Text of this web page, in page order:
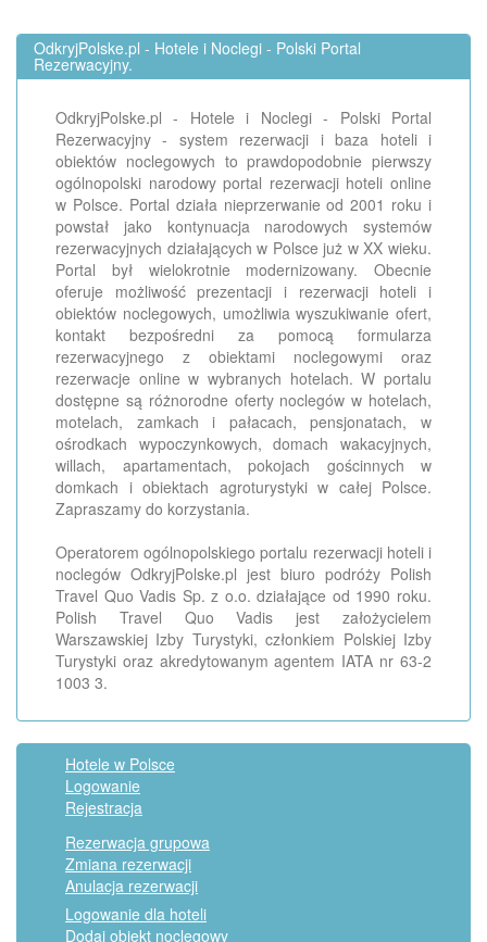
OdkryjPolske.pl - Hotele i Noclegi - Polski Portal
Rezerwacyjny.
OdkryjPolske.pl - Hotele i Noclegi - Polski Portal
Rezerwacyjny - system rezerwacji i baza hoteli i
obiektów noclegowych to prawdopodobnie pierwszy
ogólnopolski narodowy portal rezerwacji hoteli online
w Polsce. Portal działa nieprzerwanie od 2001 roku i
powstał jako kontynuacja narodowych systemów
rezerwacyjnych działających w Polsce już w XX wieku.
Portal był wielokrotnie modernizowany. Obecnie
oferuje możliwość prezentacji i rezerwacji hoteli i
obiektów noclegowych, umożliwia wyszukiwanie ofert,
kontakt bezpośredni za pomocą formularza
rezerwacyjnego z obiektami noclegowymi oraz
rezerwacje online w wybranych hotelach. W portalu
dostępne są różnorodne oferty noclegów w hotelach,
motelach, zamkach i pałacach, pensjonatach, w
ośrodkach wypoczynkowych, domach wakacyjnych,
willach, apartamentach, pokojach gościnnych w
domkach i obiektach agroturystyki w całej Polsce.
Zapraszamy do korzystania.
Operatorem ogólnopolskiego portalu rezerwacji hoteli i
noclegów OdkryjPolske.pl jest biuro podróży Polish
Travel Quo Vadis Sp. z o.o. działające od 1990 roku.
Polish Travel Quo Vadis jest założycielem
Warszawskiej Izby Turystyki, członkiem Polskiej Izby
Turystyki oraz akredytowanym agentem IATA nr 63-2
1003 3.
Hotele w Polsce
Logowanie
Rejestracja
Rezerwacja grupowa
Zmiana rezerwacji
Anulacja rezerwacji
Logowanie dla hoteli
Dodaj obiekt noclegowy